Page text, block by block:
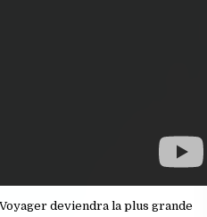
deviendra la plus grande